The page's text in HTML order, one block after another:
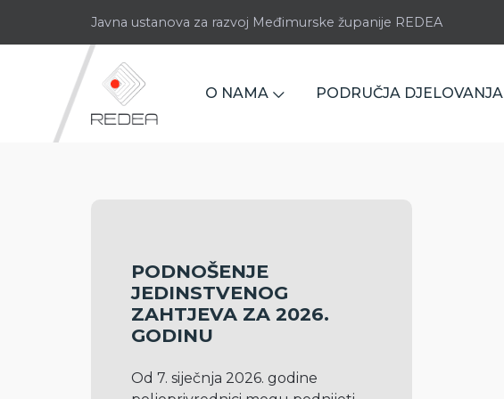
Javna ustanova za razvoj Međimurske županije REDEA
O NAMA PODRUČJA DJELOVANJA
PODNOŠENJE
JEDINSTVENOG
ZAHTJEVA ZA 2026.
GODINU
Od 7. siječnja 2026. godine